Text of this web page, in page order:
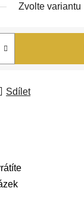
Zvolte variantu
Sdílet